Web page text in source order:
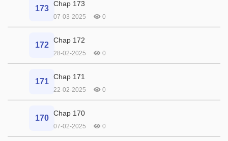
173
Chap 173
07-03-2025 0
172
Chap 172
28-02-2025 0
171
Chap 171
22-02-2025 0
170
Chap 170
07-02-2025 0